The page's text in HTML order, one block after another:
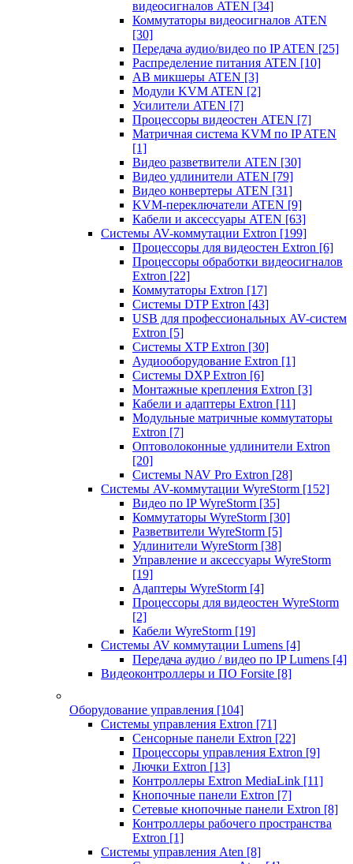
видеосигналов ATEN [34]
Коммутаторы видеосигналов ATEN
[30]
Передача аудио/видео по IP ATEN [25]
Распределение питания ATEN [10]
АВ микшеры ATEN [3]
Модули KVM ATEN [2]
Усилители ATEN [7]
Процессоры видеостен ATEN [7]
Матричная система KVM по IP ATEN
[1]
Видео разветвители ATEN [30]
Видео удлинители ATEN [79]
Видео конвертеры ATEN [31]
KVM-переключатели ATEN [9]
Кабели и аксессуары ATEN [63]
Системы AV-коммутации Extron [199]
Процессоры для видеостен Extron [6]
Процессоры обработки видеосигналов
Extron [22]
Коммутаторы Extron [17]
Системы DTP Extron [43]
USB для профессиональных AV-систем
Extron [5]
Системы XTP Extron [30]
Аудиооборудование Extron [1]
Системы DXP Extron [6]
Монтажные крепления Extron [3]
Кабели и адаптеры Extron [11]
Модульные матричные коммутаторы
Extron [7]
Оптоволоконные удлинители Extron
[20]
Системы NAV Pro Extron [28]
Системы AV-коммутации WyreStorm [152]
Видео по IP WyreStorm [35]
Коммутаторы WyreStorm [30]
Разветвители WyreStorm [5]
Удлинители WyreStorm [38]
Управление и аксессуары WyreStorm
[19]
Адаптеры WyreStorm [4]
Процессоры для видеостен WyreStorm
[2]
Кабели WyreStorm [19]
Системы AV коммутации Lumens [4]
Передача аудио / видео по IP Lumens [4]
Видеоконтроллеры и ПО Forsite [8]
Оборудование управления [104]
Системы управления Extron [71]
Сенсорные панели Extron [22]
Процессоры управления Extron [9]
Лючки Extron [13]
Контроллеры Extron MediaLink [11]
Кнопочные панели Extron [7]
Сетевые кнопочные панели Extron [8]
Контроллеры рабочего пространства
Extron [1]
Системы управления Aten [8]